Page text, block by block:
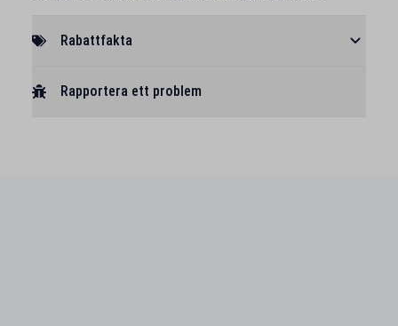
Rabattfakta
Rapportera ett problem